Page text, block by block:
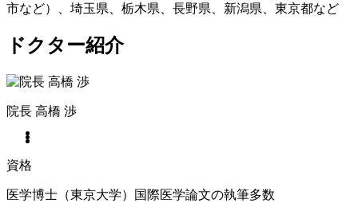
市など）、埼玉県、栃木県、長野県、新潟県、東京都など
ドクター紹介
院長 高橋 渉
資格
医学博士（東京大学）国際医学論文の執筆多数